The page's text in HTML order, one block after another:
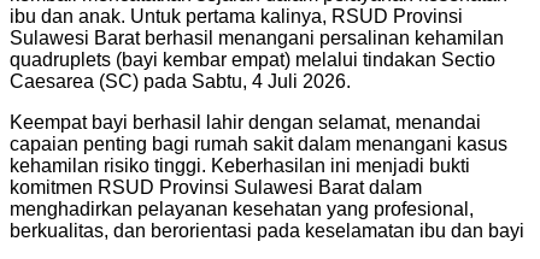
ibu dan anak. Untuk pertama kalinya, RSUD Provinsi
Sulawesi Barat berhasil menangani persalinan kehamilan
quadruplets (bayi kembar empat) melalui tindakan Sectio
Caesarea (SC) pada Sabtu, 4 Juli 2026.
Keempat bayi berhasil lahir dengan selamat, menandai
capaian penting bagi rumah sakit dalam menangani kasus
kehamilan risiko tinggi. Keberhasilan ini menjadi bukti
komitmen RSUD Provinsi Sulawesi Barat dalam
menghadirkan pelayanan kesehatan yang profesional,
berkualitas, dan berorientasi pada keselamatan ibu dan bayi